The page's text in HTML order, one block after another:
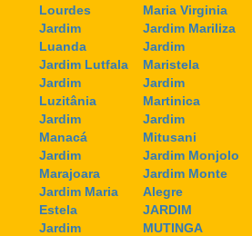
Lourdes
Jardim
Luanda
Jardim Lutfala
Jardim
Luzitânia
Jardim
Manacá
Jardim
Marajoara
Jardim Maria
Estela
Jardim
Maria Virginia
Jardim Mariliza
Jardim
Maristela
Jardim
Martinica
Jardim
Mitusani
Jardim Monjolo
Jardim Monte
Alegre
JARDIM
MUTINGA